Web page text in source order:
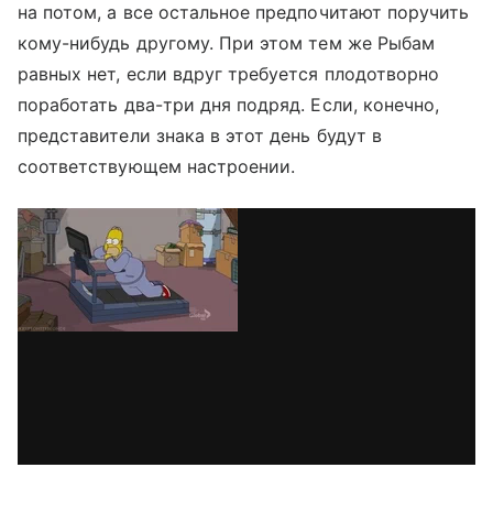
на потом, а все остальное предпочитают поручить
кому-нибудь другому. При этом тем же Рыбам
равных нет, если вдруг требуется плодотворно
поработать два-три дня подряд. Если, конечно,
представители знака в этот день будут в
соответствующем настроении.